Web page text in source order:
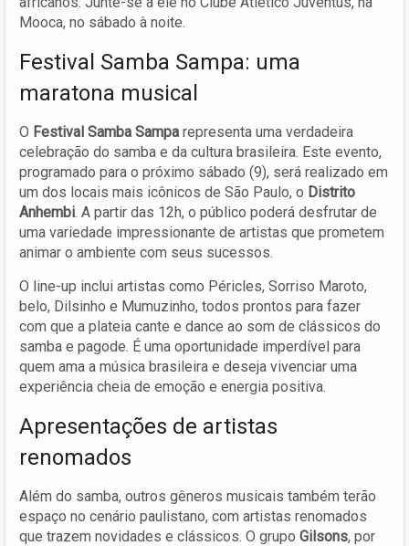
Mooca, no sábado à noite.
Festival Samba Sampa: uma
maratona musical
O Festival Samba Sampa representa uma verdadeira
celebração do samba e da cultura brasileira. Este evento,
programado para o próximo sábado (9), será realizado em
um dos locais mais icônicos de São Paulo, o Distrito
Anhembi. A partir das 12h, o público poderá desfrutar de
uma variedade impressionante de artistas que prometem
animar o ambiente com seus sucessos.
O line-up inclui artistas como Péricles, Sorriso Maroto,
belo, Dilsinho e Mumuzinho, todos prontos para fazer
com que a plateia cante e dance ao som de clássicos do
samba e pagode. É uma oportunidade imperdível para
quem ama a música brasileira e deseja vivenciar uma
experiência cheia de emoção e energia positiva.
Apresentações de artistas
renomados
Além do samba, outros gêneros musicais também terão
espaço no cenário paulistano, com artistas renomados
que trazem novidades e clássicos. O grupo Gilsons, por